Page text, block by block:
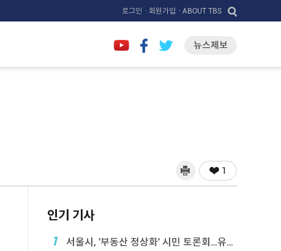
로그인 · 회원가입 · ABOUT TBS
뉴스제보
1
인기 기사
1
서울시, '부동산 정상화' 시민 토론회…유튜브 생중계